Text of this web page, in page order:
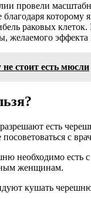
провели
благодаря
раковых
желаемого
стоит есть мюсли
есть
с
необходимо есть
женщинам.
кушать